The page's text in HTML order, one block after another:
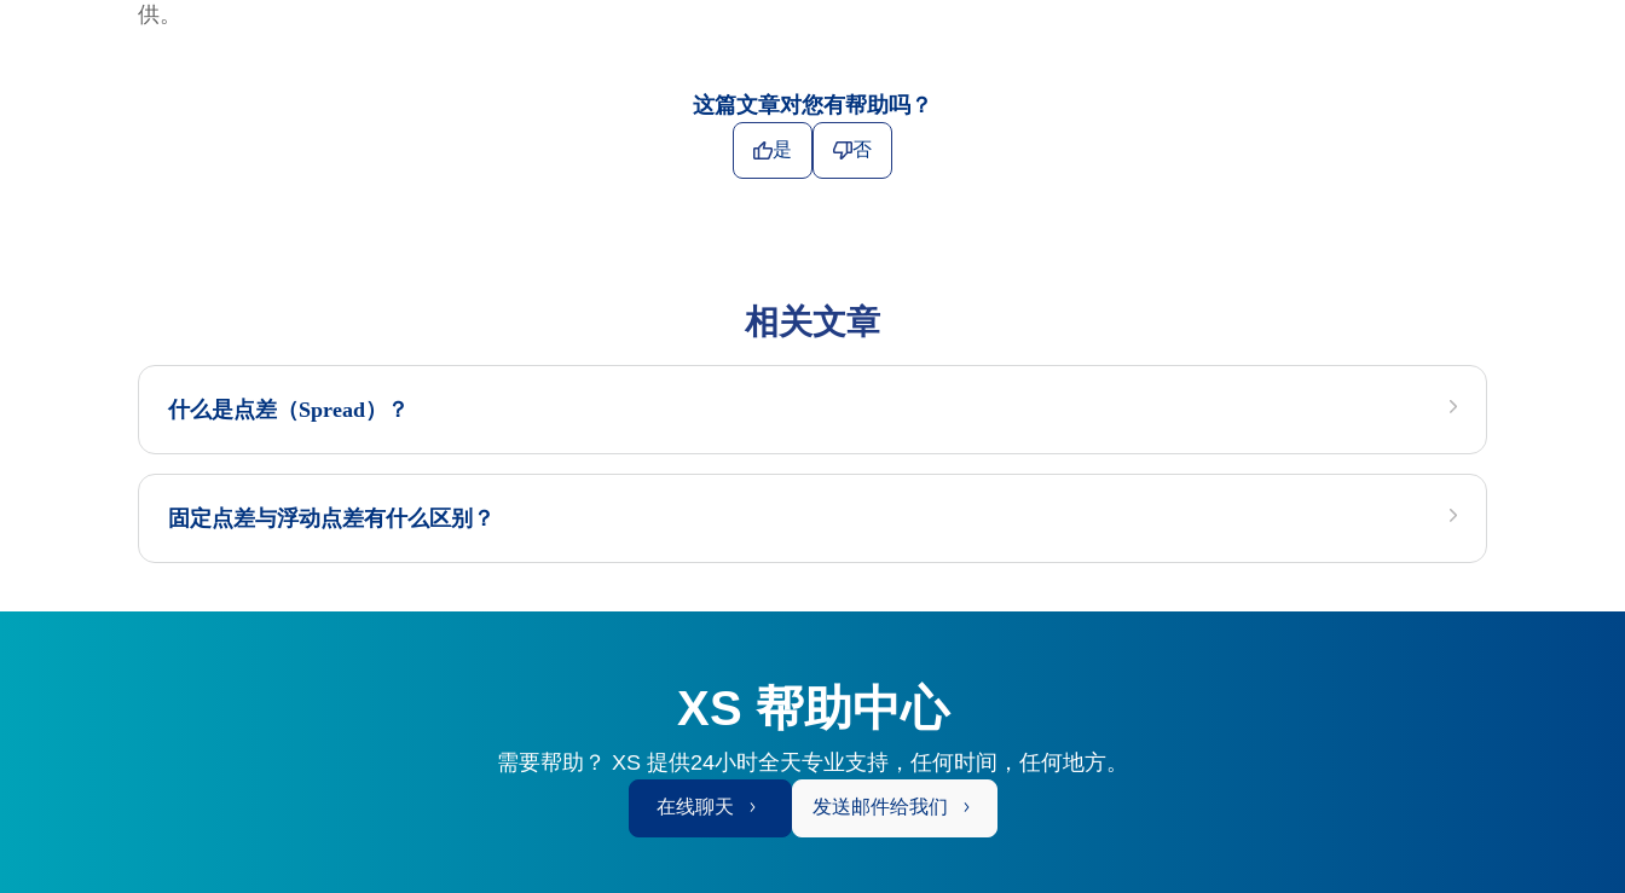
供。
这篇文章对您有帮助吗？
是 否
相关文章
什么是点差（Spread）？
固定点差与浮动点差有什么区别？
XS 帮助中心
需要帮助？ XS 提供24小时全天专业支持，任何时间，任何地方。
在线聊天 发送邮件给我们